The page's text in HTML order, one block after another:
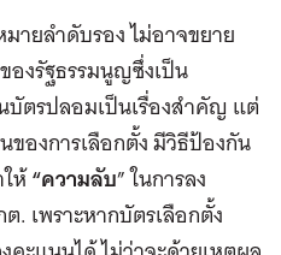
ายลำดับรอง ไม่อาจขยาย
งรัฐธรรมนูญซึ่งเป็น
ตรปลอมเป็นเรื่องสำคัญ แต่
องการเลือกตั้ง มีวิธีป้องกัน
ห้“ความลับ” ในการลง
. เพราะหากบัตรเลือกตั้ง